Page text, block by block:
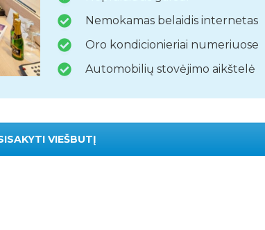
Nemokamas belaidis internetas
Oro kondicionieriai numeriuose
Automobilių stovėjimo aikštelė
VIEŠBUTĮ